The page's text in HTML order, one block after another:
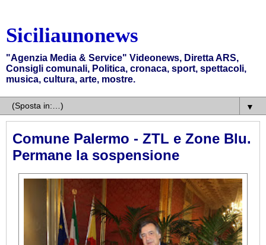
Siciliaunonews
"Agenzia Media & Service" Videonews, Diretta ARS,
Consigli comunali, Politica, cronaca, sport, spettacoli,
musica, cultura, arte, mostre.
▼
Comune Palermo - ZTL e Zone Blu.
Permane la sospensione